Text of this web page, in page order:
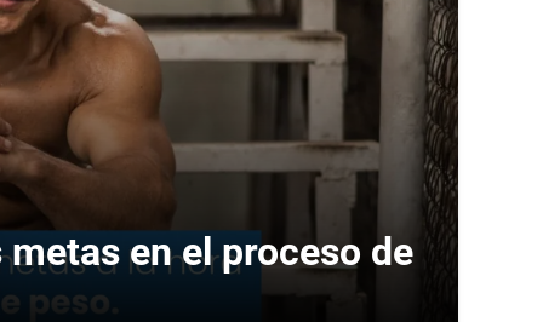
en el proceso de